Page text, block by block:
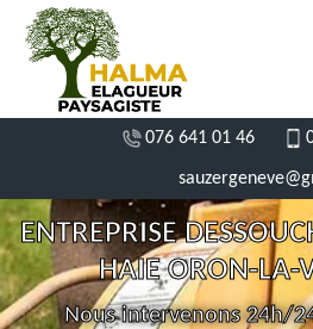
076 641 01 46
ENTREPRISE
HAIE ORON-LA-
Nous intervenons 24h/